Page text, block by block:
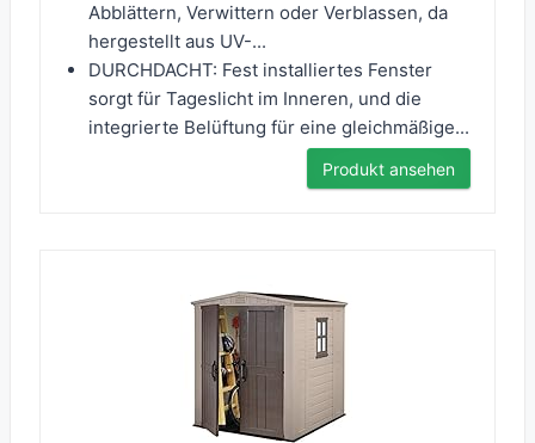
Abblättern, Verwittern oder Verblassen, da
hergestellt aus UV-...
DURCHDACHT: Fest installiertes Fenster
sorgt für Tageslicht im Inneren, und die
integrierte Belüftung für eine gleichmäßige...
Produkt ansehen